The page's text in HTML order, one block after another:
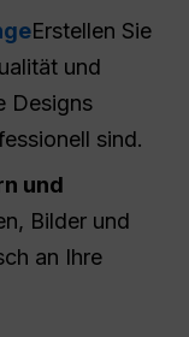
Erstellen Sie
und
Designs
sind.
und
Bilder und
an Ihre